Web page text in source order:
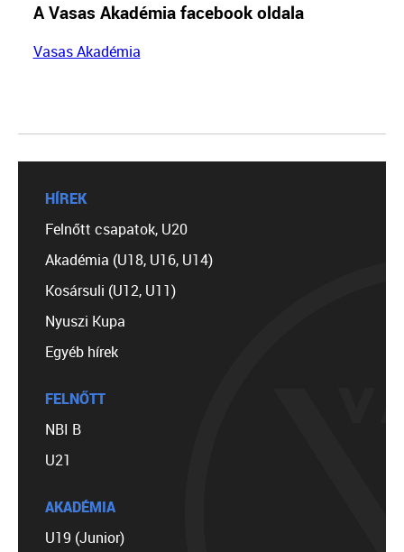
A Vasas Akadémia facebook oldala
Vasas Akadémia
HÍREK
Felnőtt csapatok, U20
Akadémia (U18, U16, U14)
Kosársuli (U12, U11)
Nyuszi Kupa
Egyéb hírek
FELNŐTT
NBI B
U21
AKADÉMIA
U19 (Junior)